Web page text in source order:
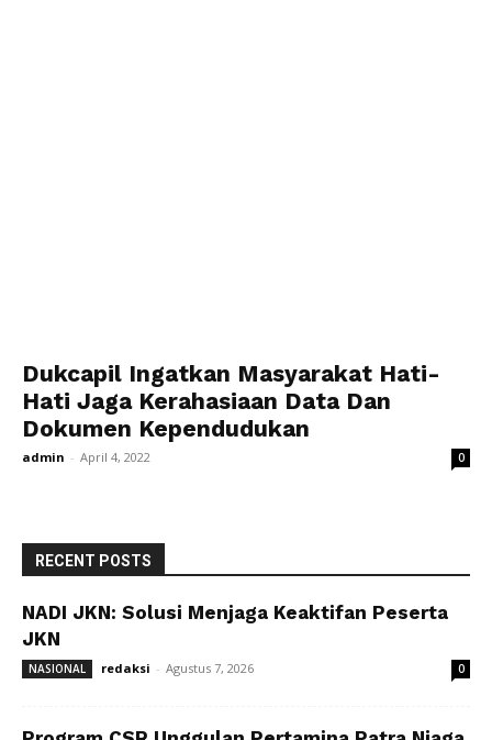
Dukcapil Ingatkan Masyarakat Hati-
Hati Jaga Kerahasiaan Data Dan
Dokumen Kependudukan
admin - April 4, 2022 0
RECENT POSTS
NADI JKN: Solusi Menjaga Keaktifan Peserta
JKN
NASIONAL redaksi - Agustus 7, 2026 0